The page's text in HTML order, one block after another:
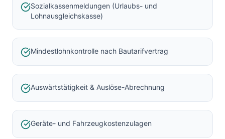
Sozialkassenmeldungen (Urlaubs- und
Lohnausgleichskasse)
Mindestlohnkontrolle nach Bautarifvertrag
Auswärtstätigkeit & Auslöse-Abrechnung
Geräte- und Fahrzeugkostenzulagen